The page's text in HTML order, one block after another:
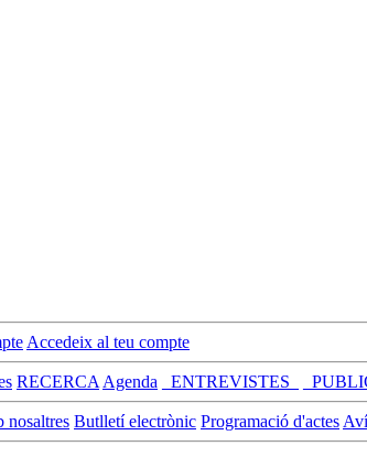
Accedeix al teu compte
RECERCA Agenda _ENTREVISTES_
nosaltres Butlletí electrònic Programació d'actes